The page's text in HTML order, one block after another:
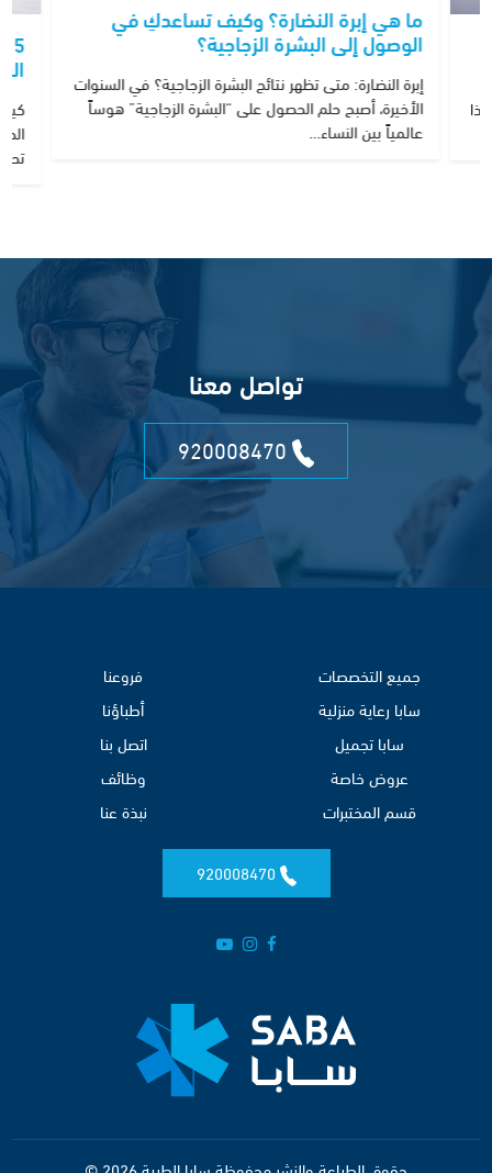
ما هي إبرة النضارة؟ وكيف تساعدكِ في
الوصول إلى البشرة الزجاجية؟
إبرة النضارة: متى تظهر نتائج البشرة الزجاجية؟ في السنوات
الأخيرة، أصبح حلم الحصول على “البشرة الزجاجية” هوساً
عالمياً بين النساء…
تواصل معنا
جميع التخصصات
سابا رعاية منزلية
سابا تجميل
عروض خاصة
قسم المختبرات
فروعنا
أطباؤنا
اتصل بنا
وظائف
نبذة عنا
حقوق الطباعة والنشر محفوظة سابا الطبية 2026 ©